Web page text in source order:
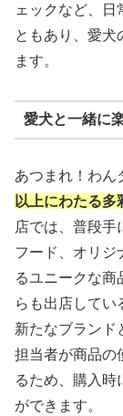
ェックなど、日
ともあり、愛犬
ます。
愛犬と一緒に
あつまれ！わん
以上にわたる
店では、普段手
フード、オリジ
るユニークな商
らも出店してい
新たなブランド
担当者が商品の
るため、購入時
ができます。